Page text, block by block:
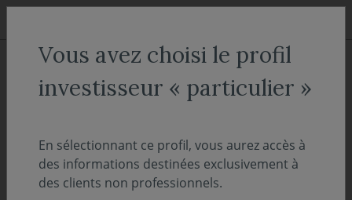
Aller au menu
Aller au contenu
ACCUEIL Décryptages
2023
PERSPECTIVES ÉCONOMIQUES ET FINANCIÈRES
Vous avez choisi le profil
investisseur « particulier »
En sélectionnant ce profil, vous aurez accès à
des informations destinées exclusivement à
des clients non professionnels.